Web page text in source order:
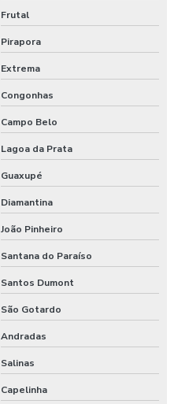
Frutal
Pirapora
Extrema
Congonhas
Campo Belo
Lagoa da Prata
Guaxupé
Diamantina
João Pinheiro
Santana do Paraíso
Santos Dumont
São Gotardo
Andradas
Salinas
Capelinha